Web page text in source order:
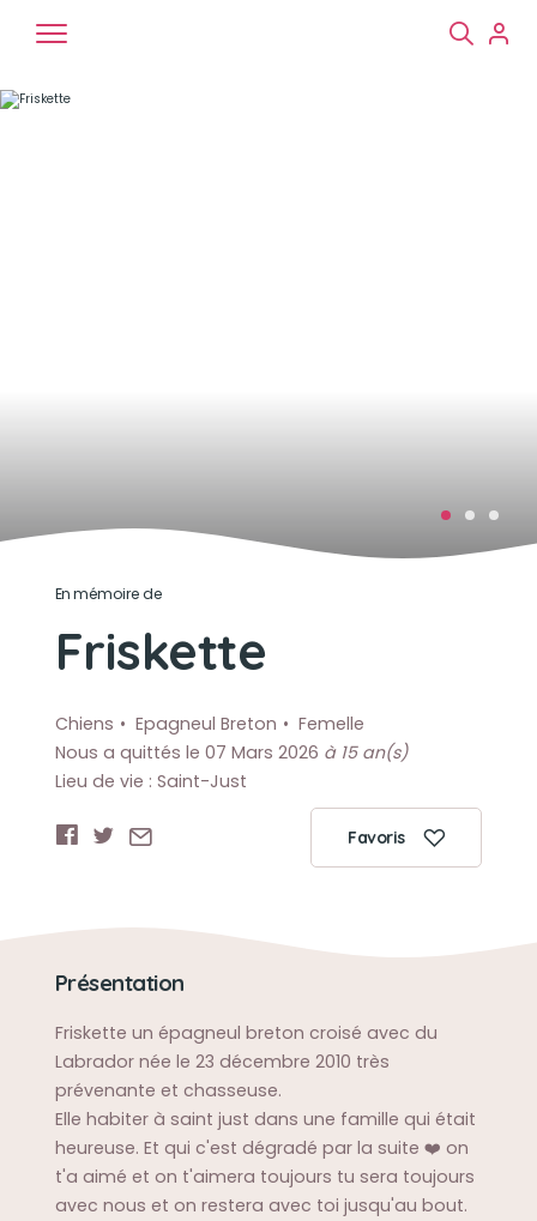
En mémoire de
Friskette
Chiens Epagneul Breton
Femelle
Nous a quittés le 07 Mars 2026 à 15 an(s)
Lieu de vie : Saint-Just
Favoris
Présentation
Friskette un épagneul breton croisé avec du
Labrador née le 23 décembre 2010 très
prévenante et chasseuse.
Elle habiter à saint just dans une famille qui était
heureuse. Et qui c'est dégradé par la suite ❤️ on
t'a aimé et on t'aimera toujours tu sera toujours
avec nous et on restera avec toi jusqu'au bout.